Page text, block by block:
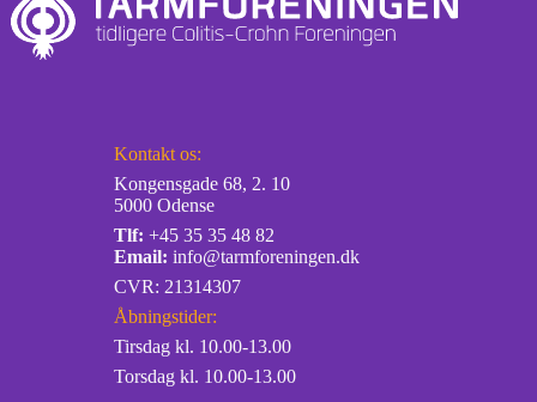
Kontakt os:
Kongensgade 68, 2. 10
5000 Odense
Tlf: +45 35 35 48 82
Email: info@tarmforeningen.dk
CVR: 21314307
Åbningstider:
Tirsdag kl. 10.00-13.00
Torsdag kl. 10.00-13.00